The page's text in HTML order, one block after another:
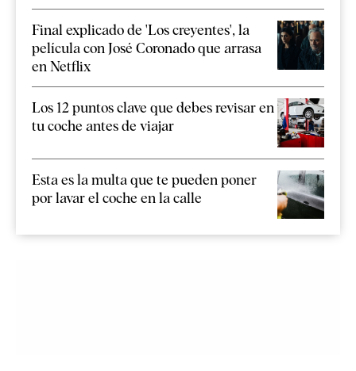
Final explicado de 'Los creyentes', la
película con José Coronado que arrasa
en Netflix
Los 12 puntos clave que debes revisar en
tu coche antes de viajar
Esta es la multa que te pueden poner
por lavar el coche en la calle